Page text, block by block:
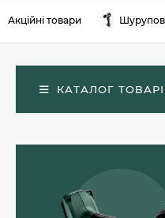
Акційні товари
КАТАЛОГ